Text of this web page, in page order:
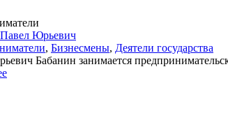
Юрьевич
, Бизнесмены, Деятели государства
Бабанин занимается